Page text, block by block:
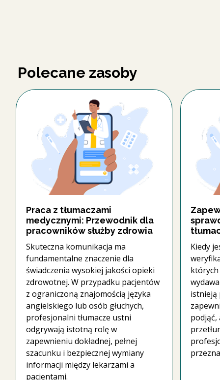
Polecane zasoby
Praca z tłumaczami
medycznymi: Przewodnik dla
pracowników służby zdrowia
Skuteczna komunikacja ma
fundamentalne znaczenie dla
świadczenia wysokiej jakości opieki
zdrowotnej. W przypadku pacjentów
z ograniczoną znajomością języka
angielskiego lub osób głuchych,
profesjonalni tłumacze ustni
odgrywają istotną rolę w
zapewnieniu dokładnej, pełnej
szacunku i bezpiecznej wymiany
informacji między lekarzami a
pacjentami.
Kiedy
których
istnieją
podjąć,